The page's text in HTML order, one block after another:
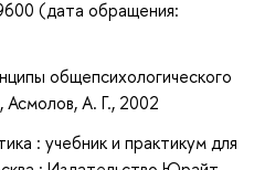
(дата обращения:
общепсихологического
Асмолов, А. Г., 2002
: учебник и практикум для